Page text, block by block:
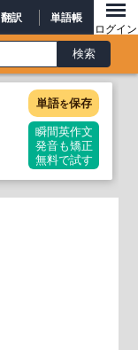
翻訳 単語帳
ログイン
単語を保存
瞬間英作文
発音も矯正
無料で試す